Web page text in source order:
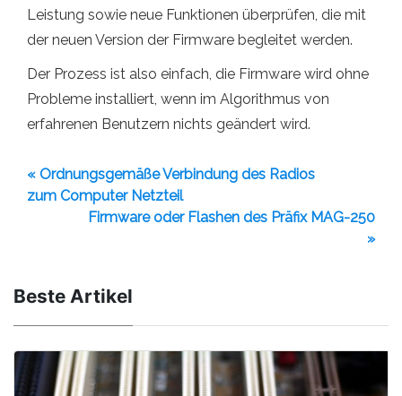
Leistung sowie neue Funktionen überprüfen, die mit
der neuen Version der Firmware begleitet werden.
Der Prozess ist also einfach, die Firmware wird ohne
Probleme installiert, wenn im Algorithmus von
erfahrenen Benutzern nichts geändert wird.
« Ordnungsgemäße Verbindung des Radios
zum Computer Netzteil
Firmware oder Flashen des Präfix MAG-250
»
Beste Artikel